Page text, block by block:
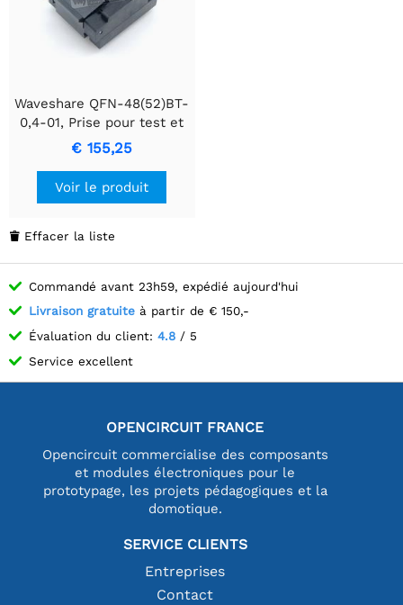
Waveshare QFN-48(52)BT-
0,4-01, Prise pour test et
burn-in
€ 155,25
Voir le produit
 Effacer la liste
Commandé avant 23h59, expédié aujourd'hui
Livraison gratuite à partir de € 150,-
Évaluation du client: 4.8 / 5
Service excellent
OPENCIRCUIT FRANCE
Opencircuit commercialise des composants
et modules électroniques pour le
prototypage, les projets pédagogiques et la
domotique.
SERVICE CLIENTS
Entreprises
Contact